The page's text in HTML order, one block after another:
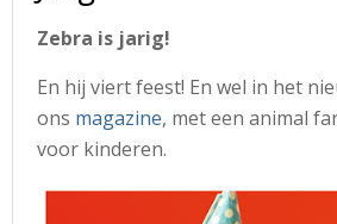
Zebra is jarig!
En hij viert feest! En wel in het
ons magazine, met een animal
voor kinderen.